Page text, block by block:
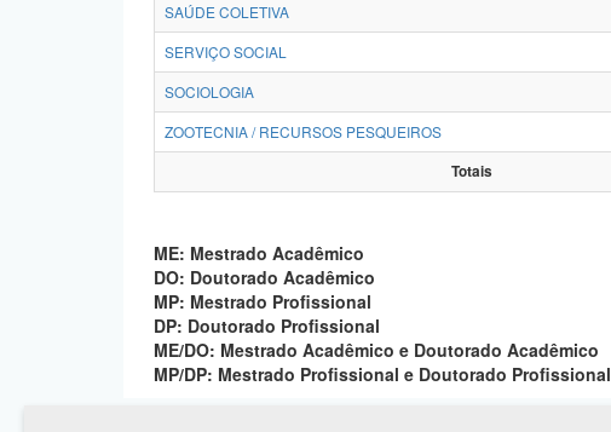
SAÚDE COLETIVA
SERVIÇO SOCIAL
SOCIOLOGIA
ZOOTECNIA / RECURSOS PESQUEIROS
Totais
ME: Mestrado Acadêmico
DO: Doutorado Acadêmico
MP: Mestrado Profissional
DP: Doutorado Profissional
ME/DO: Mestrado Acadêmico e Doutorado Acadêmico
MP/DP: Mestrado Profissional e Doutorado Profissional